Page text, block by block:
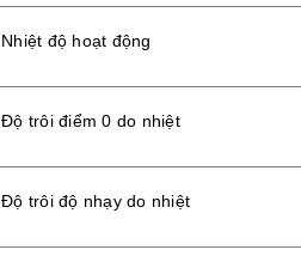
Nhiệt độ hoạt động
Độ trôi điểm 0 do nhiệt
Độ trôi độ nhạy do nhiệt